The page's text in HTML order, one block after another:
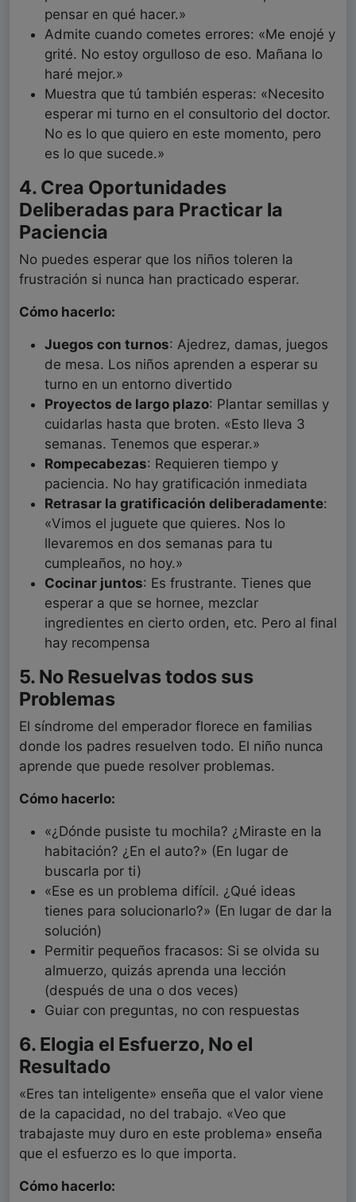
pensar en qué hacer.»
Admite cuando cometes errores: «Me enojé y
grité. No estoy orgulloso de eso. Mañana lo
haré mejor.»
Muestra que tú también esperas: «Necesito
esperar mi turno en el consultorio del doctor.
No es lo que quiero en este momento, pero
es lo que sucede.»
4. Crea Oportunidades
Deliberadas para Practicar la
Paciencia
No puedes esperar que los niños toleren la
frustración si nunca han practicado esperar.
Cómo hacerlo:
Juegos con turnos: Ajedrez, damas, juegos
de mesa. Los niños aprenden a esperar su
turno en un entorno divertido
Proyectos de largo plazo: Plantar semillas y
cuidarlas hasta que broten. «Esto lleva 3
semanas. Tenemos que esperar.»
Rompecabezas: Requieren tiempo y
paciencia. No hay gratificación inmediata
Retrasar la gratificación deliberadamente:
«Vimos el juguete que quieres. Nos lo
llevaremos en dos semanas para tu
cumpleaños, no hoy.»
Cocinar juntos: Es frustrante. Tienes que
esperar a que se hornee, mezclar
ingredientes en cierto orden, etc. Pero al final
hay recompensa
5. No Resuelvas todos sus
Problemas
El síndrome del emperador florece en familias
donde los padres resuelven todo. El niño nunca
aprende que puede resolver problemas.
Cómo hacerlo:
«¿Dónde pusiste tu mochila? ¿Miraste en la
habitación? ¿En el auto?» (En lugar de
buscarla por ti)
«Ese es un problema difícil. ¿Qué ideas
tienes para solucionarlo?» (En lugar de dar la
solución)
Permitir pequeños fracasos: Si se olvida su
almuerzo, quizás aprenda una lección
(después de una o dos veces)
Guiar con preguntas, no con respuestas
6. Elogia el Esfuerzo, No el
Resultado
«Eres tan inteligente» enseña que el valor viene
de la capacidad, no del trabajo. «Veo que
trabajaste muy duro en este problema» enseña
que el esfuerzo es lo que importa.
Cómo hacerlo: